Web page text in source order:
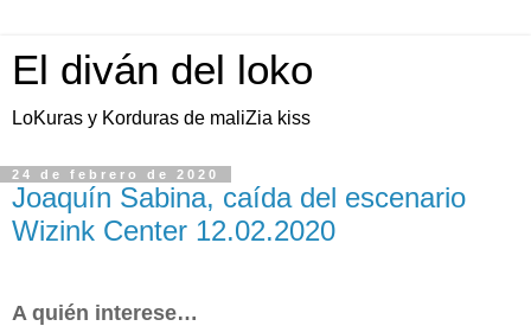
El diván del loko
LoKuras y Korduras de maliZia kiss
24 de febrero de 2020
Joaquín Sabina, caída del escenario
Wizink Center 12.02.2020
A quién interese…